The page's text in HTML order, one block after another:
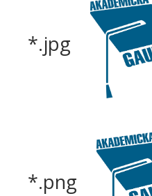
*.jpg
*.png